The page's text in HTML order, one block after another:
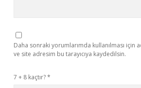
Daha sonraki yorumlarımda kullanılması için
ve site adresim bu tarayıcıya kaydedilsin.
7 + 8 kaçtır?*